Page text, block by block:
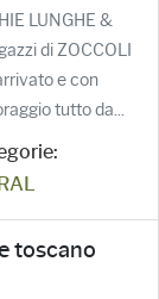
LUNGHE &
di ZOCCOLI
e con
tutto da...
toscano